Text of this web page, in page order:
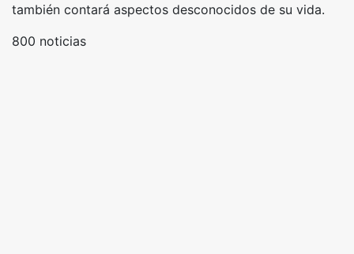
también contará aspectos desconocidos de su vida.
800 noticias